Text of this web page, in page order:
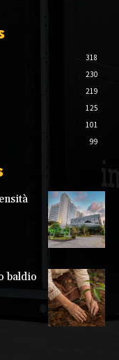
318
230
219
125
101
99
baldio